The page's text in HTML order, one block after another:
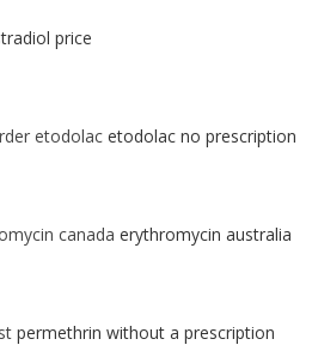
price
etodolac etodolac no prescription
canada erythromycin australia
permethrin without a prescription